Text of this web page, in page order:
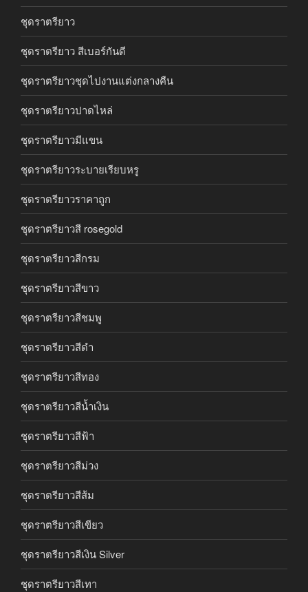
ชุดราตรียาว
ชุดราตรียาว สีเบอร์กันดี
ชุดราตรียาวชุดไปงานแต่งกลางคืน
ชุดราตรียาวปาดไหล่
ชุดราตรียาวมีแขน
ชุดราตรียาวระบายเรียบหรู
ชุดราตรียาวราคาถูก
ชุดราตรียาวสี rosegold
ชุดราตรียาวสีกรม
ชุดราตรียาวสีขาว
ชุดราตรียาวสีชมพู
ชุดราตรียาวสีดำ
ชุดราตรียาวสีทอง
ชุดราตรียาวสีน้ำเงิน
ชุดราตรียาวสีฟ้า
ชุดราตรียาวสีม่วง
ชุดราตรียาวสีส้ม
ชุดราตรียาวสีเขียว
ชุดราตรียาวสีเงิน Silver
ชุดราตรียาวสีเทา